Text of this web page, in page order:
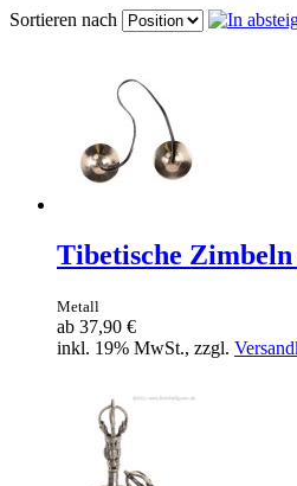
Sortieren nach
Tibetische
Metall
ab 37,90 €
inkl. 19% MwSt., zzgl.